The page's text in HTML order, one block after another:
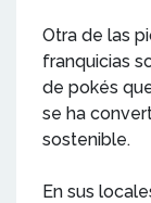
Otra de las
franquicias
de pokés
se ha
sostenible.
En sus